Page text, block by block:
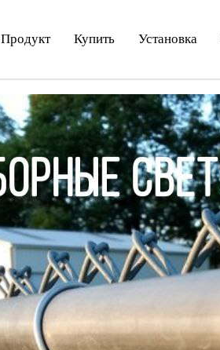
Продукт Купить Установка